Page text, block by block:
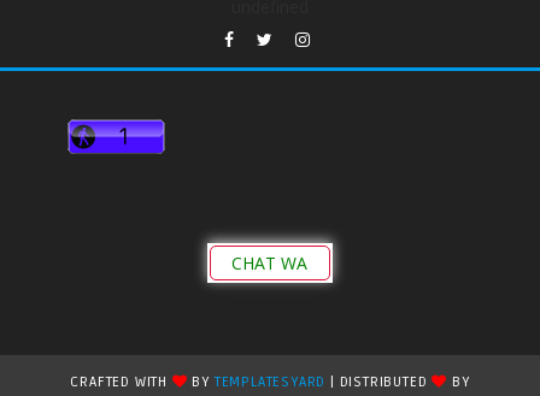
CHAT WA
CRAFTED WITH BYTEMPLATESYARD | DISTRIBUTED
BY